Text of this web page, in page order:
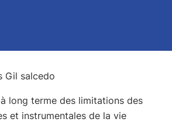
Gil salcedo
long terme des limitations des
et instrumentales de la vie